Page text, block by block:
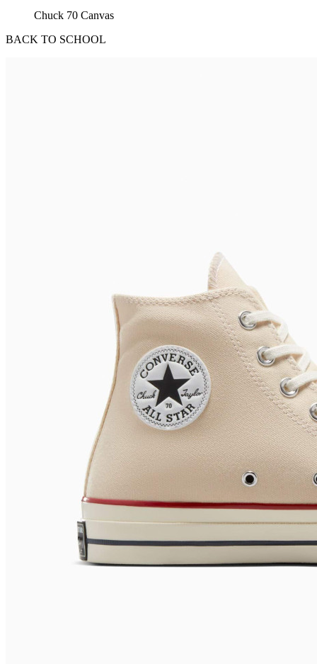
Chuck 70 Canvas
BACK TO SCHOOL